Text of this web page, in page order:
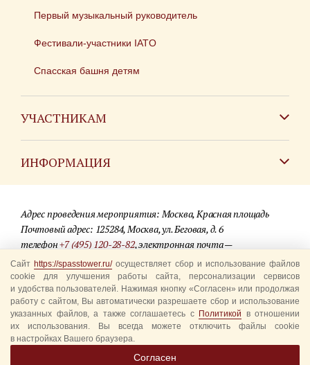
Первый музыкальный руководитель
Фестивали-участники IATO
Спасская башня детям
УЧАСТНИКАМ
ИНФОРМАЦИЯ
Для СМИ
Где купить билеты
Акции
Вопрос-ответ
Правила посещения
Уполномоченные представители
Адрес проведения мероприятия: Москва, Красная площадь
Почтовый адрес: 125284, Москва, ул. Беговая, д. 6
телефон+7 (495) 120-28-82, электронная почта —
info@spasstower.ru
© 2009-2025 Официальный сайт фестиваля «Спасская башня»
Разработка сайта —студия «Сибирикс»
Сайт https://spasstower.ru/осуществляет сбор и использование файлов
cookie для улучшения работы сайта, персонализации сервисов
и удобства пользователей. Нажимая кнопку «Согласен» или продолжая
работу с сайтом, Вы автоматически разрешаете сбор и использование
указанных файлов, а также соглашаетесь с Политикой в отношении
их использования. Вы всегда можете отключить файлы cookie
в настройках Вашего браузера.
Согласен